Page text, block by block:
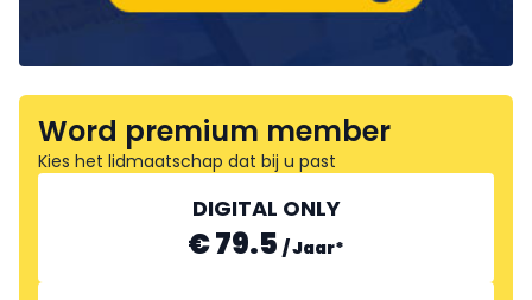
Word premium member
Kies het lidmaatschap dat bij u past
DIGITAL ONLY
€ 79.5 /Jaar*